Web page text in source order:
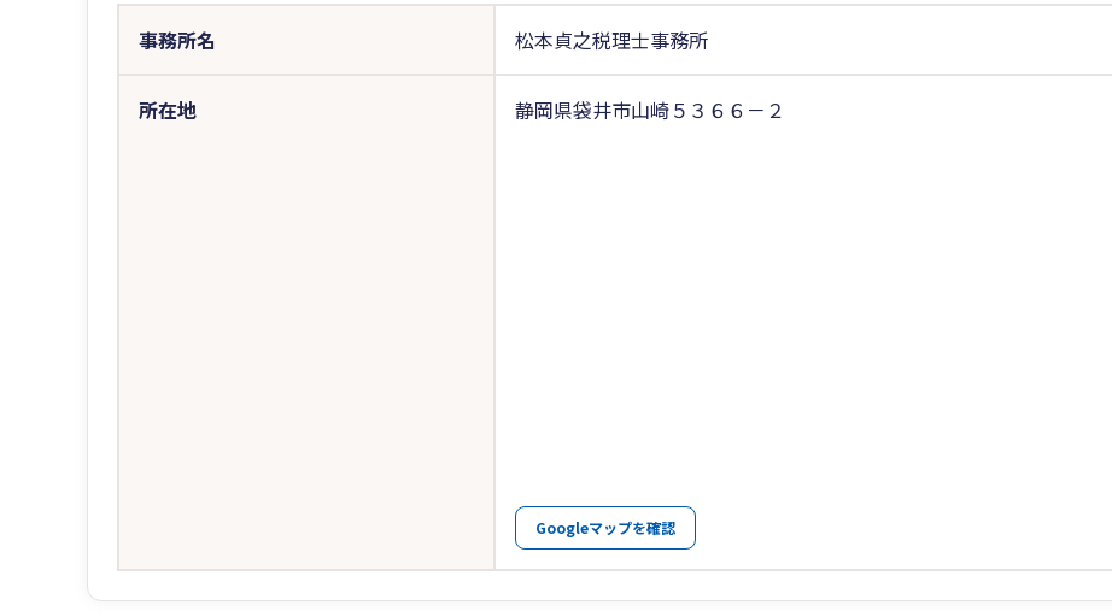
事務所名 松本貞之税理士事務所
所在地 静岡県袋井市山崎５３６６－２
Googleマップを確認